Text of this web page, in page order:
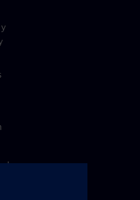
lo